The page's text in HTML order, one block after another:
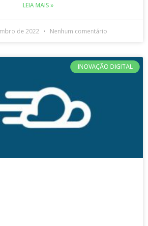
LEIA MAIS »
de 2022 Nenhum comentário
INOVAÇÃO DIGITAL